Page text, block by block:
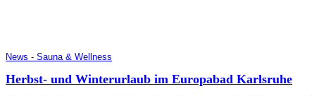
News - Sauna & Wellness
Herbst- und Winterurlaub im Europabad Karlsruhe